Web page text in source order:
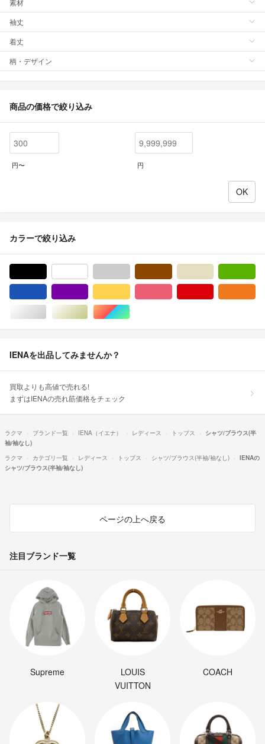
袖丈
着丈
柄・デザイン
商品の価格で絞り込み
円〜 円
カラーで絞り込み
シルバー/銀色系ゴールド/金色系マルチカラー
IENAを出品してみませんか？
買取よりも高値で売れる!
まずはIENAの売れ筋価格をチェック
ラクマ ブランド一覧 IENA（イエナ） レディース トップス
シャツ/ブラウス(半
袖/袖なし)
ラクマ
カテゴリ一覧 レディース トップス シャツ/ブラウス(半袖/袖なし)
IENAの
シャツ/ブラウス(半袖/袖なし)
ページの上へ戻る
注目ブランド一覧
Supreme
LOUIS
VUITTON
COACH